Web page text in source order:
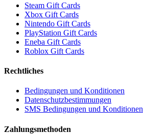
Steam Gift Cards
Xbox Gift Cards
Nintendo Gift Cards
PlayStation Gift Cards
Eneba Gift Cards
Roblox Gift Cards
Rechtliches
Bedingungen und Konditionen
Datenschutzbestimmungen
SMS Bedingungen und Konditionen
Zahlungsmethoden